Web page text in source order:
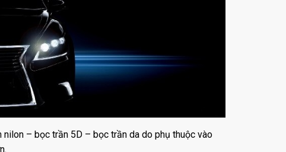
– bọc trần 5D – bọc trần da do phụ thuộc vào